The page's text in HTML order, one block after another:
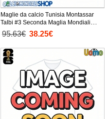
Maglie da calcio Tunisia Montassar
Talbi #3 Seconda Maglia Mondiali
2026 Manica Corta
95.63€ 38.25€